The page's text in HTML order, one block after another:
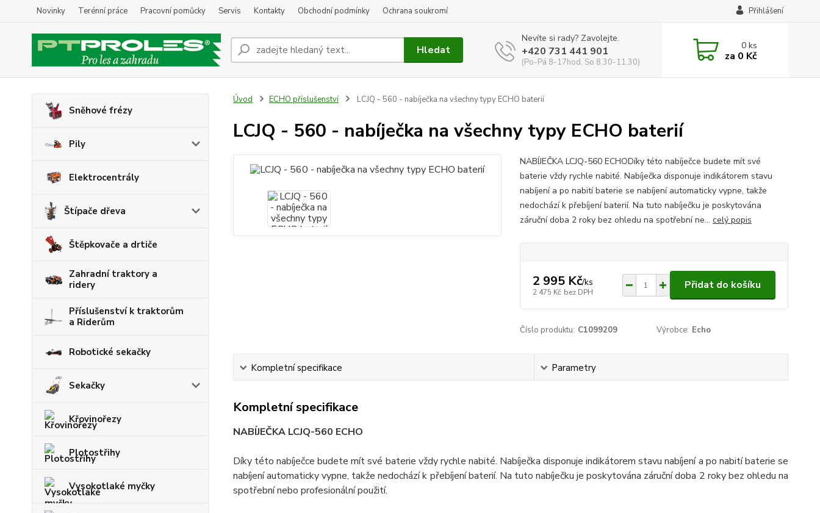
Novinky Terénní práce Pracovní pomůcky Servis Kontakty Obchodní podmínky Ochrana soukromí Přihlášení
Hledat
Nevíte si rady? Zavolejte.
+420 731 441 901
(Po-Pá 8-17hod, So 8.30-11.30)
0ks
za 0 Kč
Sněhové frézy
Pily
Elektrocentrály
Štípače dřeva
Štěpkovače a drtiče
Zahradní traktory a
ridery
Příslušenství k traktorům
a Riderům
Robotické sekačky
Sekačky
Křovinořezy
Plotostřihy
Vysokotlaké myčky
Úvod ECHO příslušenství LCJQ - 560 - nabíječka na všechny typy ECHO baterií
LCJQ - 560 - nabíječka na všechny typy ECHO baterií
NABÍJEČKA LCJQ-560 ECHODíky této nabíječce budete mít své
baterie vždy rychle nabité. Nabíječka disponuje indikátorem stavu
nabíjení a po nabití baterie se nabíjení automaticky vypne, takže
nedochází k přebíjení baterií. Na tuto nabíječku je poskytována
záruční doba 2 roky bez ohledu na spotřební ne... celý popis
2 995 Kč/ks
2 475 Kč bez DPH
Přidat do košíku
Číslo produktu: C1099209 Výrobce: Echo
Kompletní specifikace Parametry
Kompletní specifikace
NABÍJEČKA LCJQ-560 ECHO
Díky této nabíječce budete mít své baterie vždy rychle nabité. Nabíječka disponuje indikátorem stavu nabíjení a po nabití baterie se
nabíjení automaticky vypne, takže nedochází k přebíjení baterií. Na tuto nabíječku je poskytována záruční doba 2 roky bez ohledu na
spotřební nebo profesionální použití.